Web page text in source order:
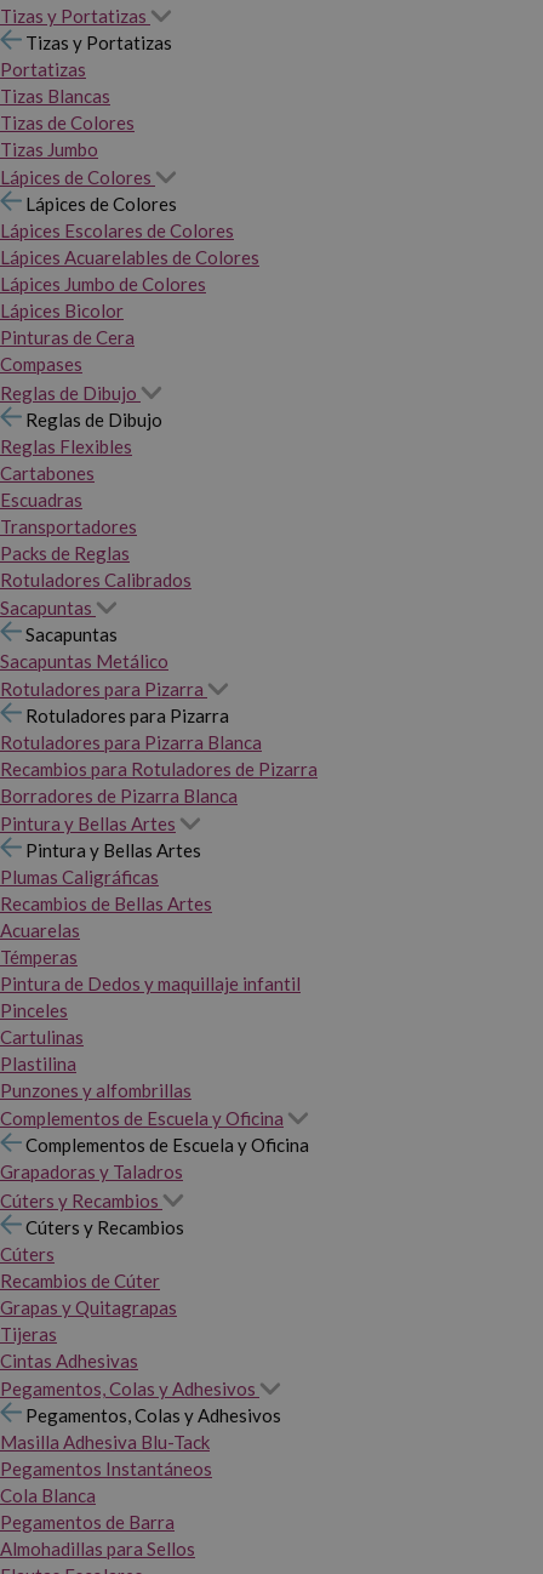
Tizas y Portatizas
Tizas y Portatizas
Portatizas
Tizas Blancas
Tizas de Colores
Tizas Jumbo
Lápices de Colores
Lápices de Colores
Lápices Escolares de Colores
Lápices Acuarelables de Colores
Lápices Jumbo de Colores
Lápices Bicolor
Pinturas de Cera
Compases
Reglas de Dibujo
Reglas de Dibujo
Reglas Flexibles
Cartabones
Escuadras
Transportadores
Packs de Reglas
Rotuladores Calibrados
Sacapuntas
Sacapuntas
Sacapuntas Metálico
Rotuladores para Pizarra
Rotuladores para Pizarra
Rotuladores para Pizarra Blanca
Recambios para Rotuladores de Pizarra
Borradores de Pizarra Blanca
Pintura y Bellas Artes
Pintura y Bellas Artes
Plumas Caligráficas
Recambios de Bellas Artes
Acuarelas
Témperas
Pintura de Dedos y maquillaje infantil
Pinceles
Cartulinas
Plastilina
Punzones y alfombrillas
Complementos de Escuela y Oficina
Complementos de Escuela y Oficina
Grapadoras y Taladros
Cúters y Recambios
Cúters y Recambios
Cúters
Recambios de Cúter
Grapas y Quitagrapas
Tijeras
Cintas Adhesivas
Pegamentos, Colas y Adhesivos
Pegamentos, Colas y Adhesivos
Masilla Adhesiva Blu-Tack
Pegamentos Instantáneos
Cola Blanca
Pegamentos de Barra
Almohadillas para Sellos